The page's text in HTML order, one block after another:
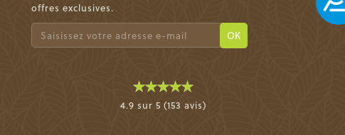
offres exclusives.
OK
4.9 sur 5 (153 avis)